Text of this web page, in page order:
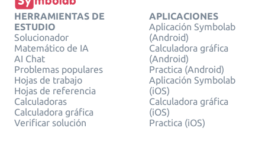
HERRAMIENTAS DE
ESTUDIO
Solucionador
Matemático de IA
AI Chat
Problemas populares
Hojas de trabajo
Hojas de referencia
Calculadoras
Calculadora gráfica
Verificar solución
APLICACIONES
Aplicación Symbolab
(Android)
Calculadora gráfica
(Android)
Practica (Android)
Aplicación Symbolab
(iOS)
Calculadora gráfica
(iOS)
Practica (iOS)